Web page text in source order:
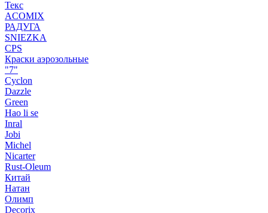
Текс
ACOMIX
РАДУГА
SNIEZKA
CPS
Краски аэрозольные
"7"
Cyclon
Dazzle
Green
Hao li se
Inral
Jobi
Michel
Nicarter
Rust-Oleum
Китай
Натан
Олимп
Decorix